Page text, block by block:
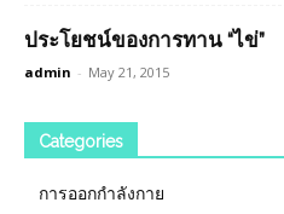
ประโยชน์ของการทาน “ไข่”
admin - May 21, 2015
Categories
การออกกำลังกาย